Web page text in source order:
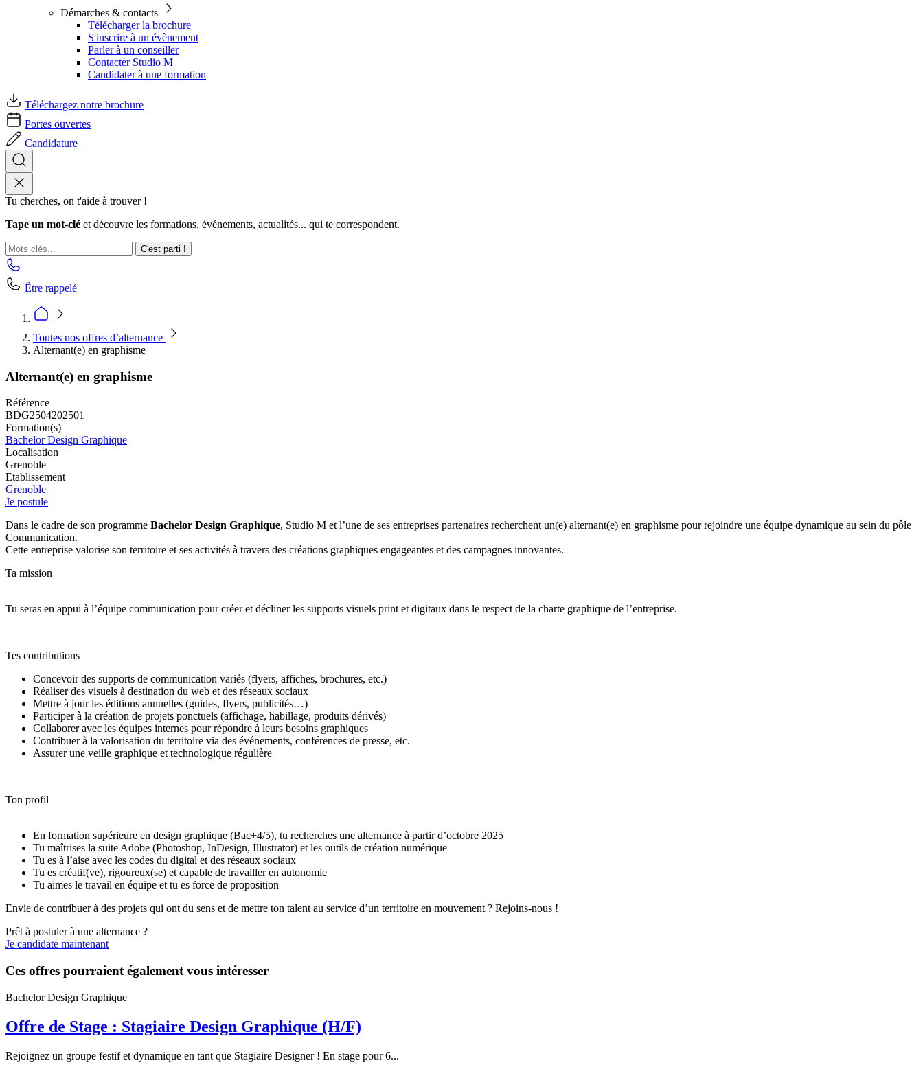
Démarches & contacts
Télécharger la brochure
S'inscrire à un évènement
Parler à un conseiller
Contacter Studio M
Candidater à une formation
Téléchargez notre brochure
Portes ouvertes
Candidature
Tu cherches, on t'aide à trouver !
Tape un mot-clé et découvre les formations, événements, actualités... qui te correspondent.
C'est parti !
Être rappelé
Toutes nos offres d’alternance
Alternant(e) en graphisme
Alternant(e) en graphisme
Référence
BDG2504202501
Formation(s)
Bachelor Design Graphique
Localisation
Grenoble
Etablissement
Grenoble
Je postule
Dans le cadre de son programme Bachelor Design Graphique, Studio M et l’une de ses entreprises partenaires recherchent un(e) alternant(e) en graphisme pour rejoindre une équipe dynamique au sein du pôle
Communication.
Cette entreprise valorise son territoire et ses activités à travers des créations graphiques engageantes et des campagnes innovantes.
Ta mission
Tu seras en appui à l’équipe communication pour créer et décliner les supports visuels print et digitaux dans le respect de la charte graphique de l’entreprise.
Tes contributions
Concevoir des supports de communication variés (flyers, affiches, brochures, etc.)
Réaliser des visuels à destination du web et des réseaux sociaux
Mettre à jour les éditions annuelles (guides, flyers, publicités…)
Participer à la création de projets ponctuels (affichage, habillage, produits dérivés)
Collaborer avec les équipes internes pour répondre à leurs besoins graphiques
Contribuer à la valorisation du territoire via des événements, conférences de presse, etc.
Assurer une veille graphique et technologique régulière
Ton profil
En formation supérieure en design graphique (Bac+4/5), tu recherches une alternance à partir d’octobre 2025
Tu maîtrises la suite Adobe (Photoshop, InDesign, Illustrator) et les outils de création numérique
Tu es à l’aise avec les codes du digital et des réseaux sociaux
Tu es créatif(ve), rigoureux(se) et capable de travailler en autonomie
Tu aimes le travail en équipe et tu es force de proposition
Envie de contribuer à des projets qui ont du sens et de mettre ton talent au service d’un territoire en mouvement ? Rejoins-nous !
Prêt à postuler à une alternance ?
Je candidate maintenant
Ces offres pourraient également vous intéresser
Bachelor Design Graphique
Offre de Stage : Stagiaire Design Graphique (H/F)
Rejoignez un groupe festif et dynamique en tant que Stagiaire Designer ! En stage pour 6...